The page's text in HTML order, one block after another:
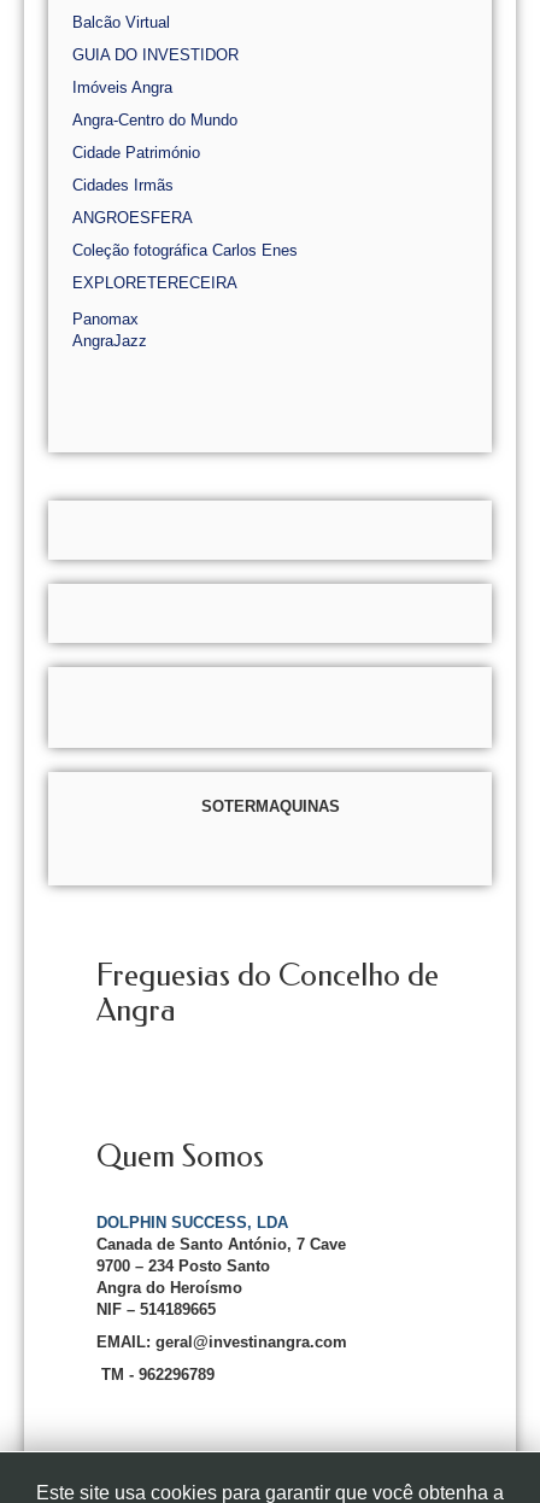
Balcão Virtual
GUIA DO INVESTIDOR
Imóveis Angra
Angra-Centro do Mundo
Cidade Património
Cidades Irmãs
ANGROESFERA
Coleção fotográfica Carlos Enes
EXPLORETERECEIRA
Panomax
AngraJazz
SOTERMAQUINAS
Freguesias do Concelho de
Angra
Quem Somos
DOLPHIN SUCCESS, LDA
Canada de Santo António, 7 Cave
9700 – 234 Posto Santo
Angra do Heroísmo
NIF – 514189665
EMAIL: geral@investinangra.com
TM - 962296789
Este site usa cookies para garantir que você obtenha a